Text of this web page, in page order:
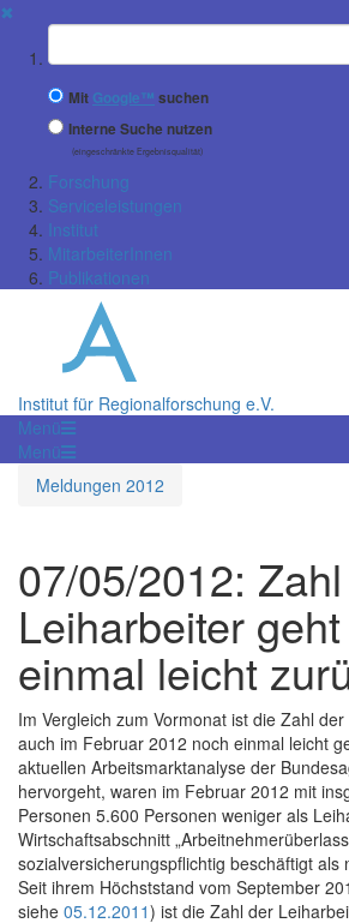
✖
Suchbegriff
Mit Google™ suchen
Interne Suche nutzen
(eingeschränkte Ergebnisqualität)
Forschung
Serviceleistungen
Institut
MitarbeiterInnen
Publikationen
Institut für Regionalforschung e.V.
Menü
Menü
Meldungen 2012
07/05/2012:
Leiharbeiter
einmal leicht
Im Vergleich zum Vormonat ist die Zahl
auch im Februar 2012 noch einmal leicht
aktuellen Arbeitsmarktanalyse der
hervorgeht, waren im Februar 2012 mit
Personen 5.600 Personen weniger als
Wirtschaftsabschnitt
sozialversicherungspflichtig beschäftigt als
Seit ihrem Höchststand vom September
siehe 05.12.2011) ist die Zahl der